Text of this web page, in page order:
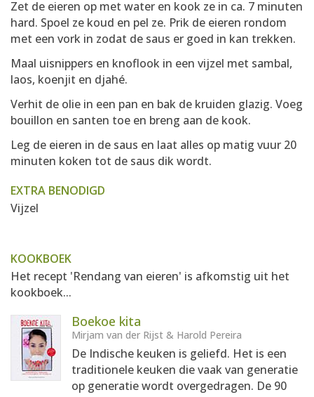
Zet de eieren op met water en kook ze in ca. 7 minuten
hard. Spoel ze koud en pel ze. Prik de eieren rondom
met een vork in zodat de saus er goed in kan trekken.
Maal uisnippers en knoflook in een vijzel met sambal,
laos, koenjit en djahé.
Verhit de olie in een pan en bak de kruiden glazig. Voeg
bouillon en santen toe en breng aan de kook.
Leg de eieren in de saus en laat alles op matig vuur 20
minuten koken tot de saus dik wordt.
EXTRA BENODIGD
Vijzel
KOOKBOEK
Het recept 'Rendang van eieren' is afkomstig uit het
kookboek...
Boekoe kita
Mirjam van der Rijst & Harold Pereira
De Indische keuken is geliefd. Het is een
traditionele keuken die vaak van generatie
op generatie wordt overgedragen. De 90